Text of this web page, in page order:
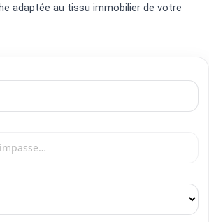
adaptée au tissu immobilier de votre